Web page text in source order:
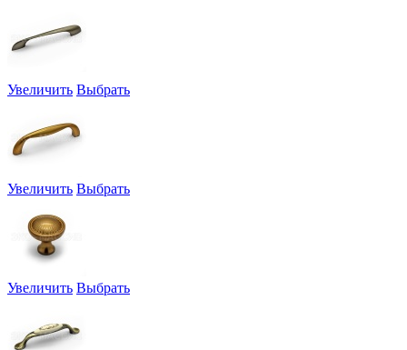
Увеличить Выбрать
Увеличить Выбрать
Увеличить Выбрать